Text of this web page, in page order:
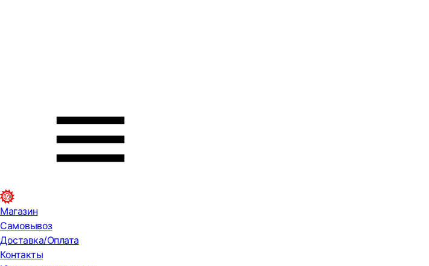
Магазин
Самовывоз
Доставка/Оплата
Контакты